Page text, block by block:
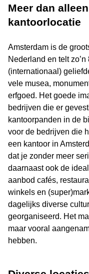
Meer dan
kantoorlocatie
Amsterdam is de
Nederland en telt
(internationaal)
vele musea,
erfgoed. Het goede
bedrijven die er
kantoorpanden in de
voor de bedrijven die
een kantoor in
dat je zonder meer
daarnaast ook de
aanbod cafés,
winkels en
dagelijks diverse
georganiseerd. Het
maar vooral
hebben.